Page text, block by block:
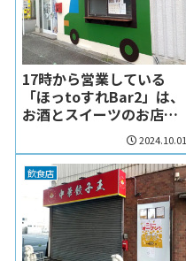
17時から営業している
「ほっtoすれBar2」は、
お酒とスイーツのお店で
す（西九条駅東側）2024.10.01
飲食店